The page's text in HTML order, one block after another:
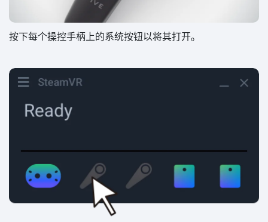
按下每个操控手柄上的系统按钮以将其打开。